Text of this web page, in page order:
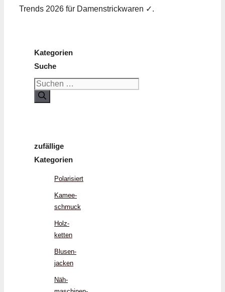
Trends 2026 für Damenstrickwaren ✓.
Kategorien
Suche
Suchen
nach:
zufällige
Kategorien
Polarisiert
Kamee­
schmuck
Holz­
ketten
Blusen­
jacken
Näh­